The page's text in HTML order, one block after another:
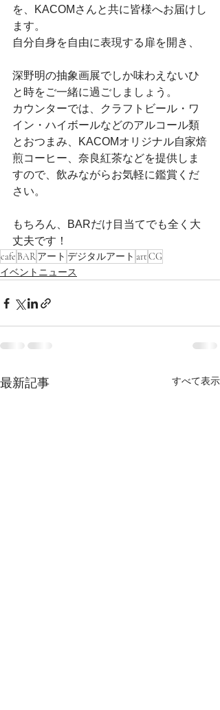
を、KACOMさんと共に皆様へお届けし
ます。
自分自身を自由に表現する扉を開き、
深野明の抽象画展でしか味わえないひ
と時をご一緒に過ごしましょう。
カウンターでは、クラフトビール・ワ
イン・ハイボールなどのアルコール類
とおつまみ、KACOMオリジナル自家焙
煎コーヒー、奈良紅茶などを提供しま
すので、飲みながらお気軽に鑑賞くだ
さい。
もちろん、BARだけ目当てでも全く大
丈夫です！
cafe BARアート デジタルアート artCG
イベントニュース
最新記事 すべて表示